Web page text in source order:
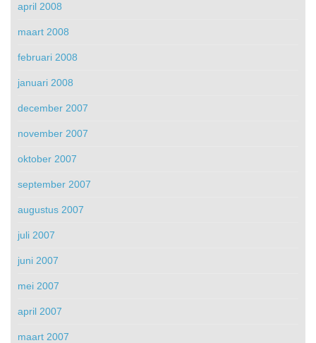
april 2008
maart 2008
februari 2008
januari 2008
december 2007
november 2007
oktober 2007
september 2007
augustus 2007
juli 2007
juni 2007
mei 2007
april 2007
maart 2007